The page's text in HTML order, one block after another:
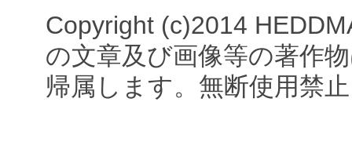
Copyright (c)2014
の文章及び画像等の著作
帰属します。無断使用禁